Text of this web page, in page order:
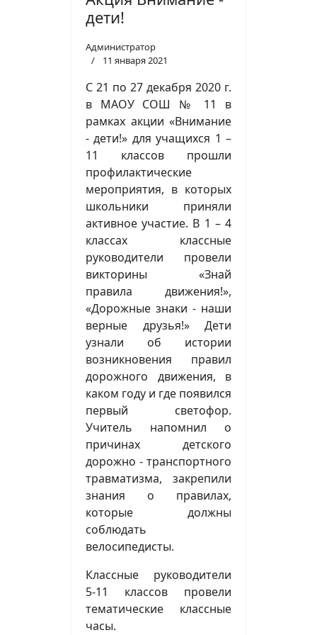
дети!
Администратор
11 января 2021
С 21 по 27 декабря 2020 г.
в МАОУ СОШ № 11 в
рамках акции «Внимание
- дети!» для учащихся 1 –
11 классов прошли
профилактические
мероприятия, в которых
школьники приняли
активное участие. В 1 – 4
классах классные
руководители провели
викторины «Знай
правила движения!»,
«Дорожные знаки - наши
верные друзья!» Дети
узнали об истории
возникновения правил
дорожного движения, в
каком году и где появился
первый светофор.
Учитель напомнил о
причинах детского
дорожно - транспортного
травматизма, закрепили
знания о правилах,
которые должны
соблюдать
велосипедисты.
Классные руководители
5-11 классов провели
тематические классные
часы.